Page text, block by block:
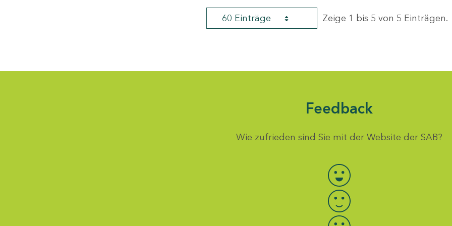
60 Einträge Zeige 1 bis 5 von 5 Einträgen.
Feedback
Wie zufrieden sind Sie mit der Website der SAB?
Bewertung auswählen